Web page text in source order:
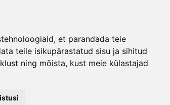
et parandada teie
teile isikupärastatud sisu ja sihitud
ning mõista, kust meie külastajad